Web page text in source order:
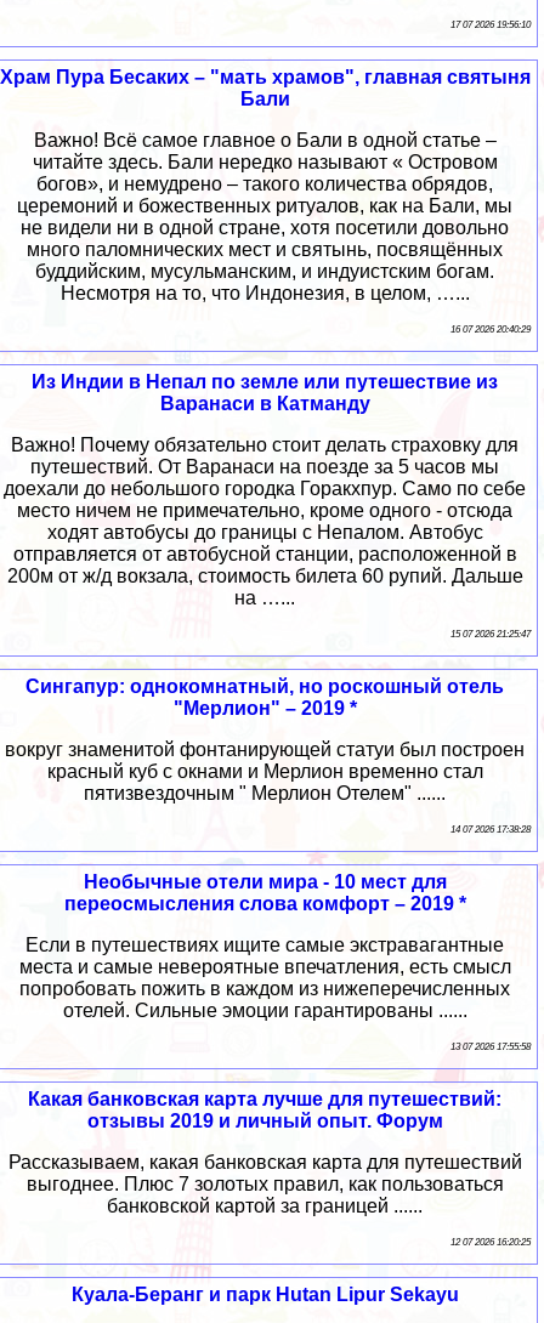
17 07 2026 19:56:10
Храм Пура Бесаких – "мать храмов", главная святыня
Бали
Важно! Всё самое главное о Бали в одной статье –
читайте здесь. Бали нередко называют « Островом
богов», и немудрено – такого количества обрядов,
церемоний и божественных ритуалов, как на Бали, мы
не видели ни в одной стране, хотя посетили довольно
много паломнических мест и святынь, посвящённых
буддийским, мусульманским, и индуистским богам.
Несмотря на то, что Индонезия, в целом, …...
16 07 2026 20:40:29
Из Индии в Непал по земле или путешествие из
Варанаси в Катманду
Важно! Почему обязательно стоит делать страховку для
путешествий. От Варанаси на поезде за 5 часов мы
доехали до небольшого городка Горакхпур. Само по себе
место ничем не примечательно, кроме одного - отсюда
ходят автобусы до границы с Непалом. Автобус
отправляется от автобусной станции, расположенной в
200м от ж/д вокзала, стоимость билета 60 рупий. Дальше
на …...
15 07 2026 21:25:47
Сингапур: однокомнатный, но роскошный отель
"Мерлион" – 2019 *
вокруг знаменитой фонтанирующей статуи был построен
красный куб с окнами и Мерлион временно стал
пятизвездочным " Мерлион Отелем" ......
14 07 2026 17:38:28
Необычные отели мира - 10 мест для
переосмысления слова комфорт – 2019 *
Если в путешествиях ищите самые экстравагантные
места и самые невероятные впечатления, есть смысл
попробовать пожить в каждом из нижеперечисленных
отелей. Сильные эмоции гарантированы ......
13 07 2026 17:55:58
Какая банковская карта лучше для путешествий:
отзывы 2019 и личный опыт. Форум
Рассказываем, какая банковская карта для путешествий
выгоднее. Плюс 7 золотых правил, как пользоваться
банковской картой за границей ......
12 07 2026 16:20:25
Куала-Беранг и парк Hutan Lipur Sekayu